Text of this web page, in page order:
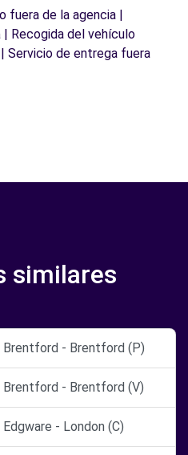
fuera de la agencia |
Recogida del vehículo
Servicio de entrega fuera
similares
Brentford - Brentford (P)
Brentford - Brentford (V)
- London (C)